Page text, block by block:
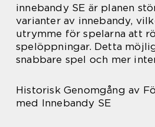
innebandy SE är planen
varianter av innebandy,
utrymme för spelarna att
spelöppningar. Detta
snabbare spel och mer
Historisk Genomgång av
med Innebandy SE